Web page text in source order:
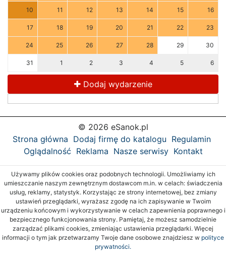
10 11 12 13 14 15 16
17 18 19 20 21 22 23
24 25 26 27 28 29 30
31 1 2 3 4 5 6
Dodaj wydarzenie
© 2026 eSanok.pl
Strona główna Dodaj firmę do katalogu Regulamin
Oglądalność Reklama Nasze serwisy Kontakt
Używamy plików cookies oraz podobnych technologii. Umożliwiamy ich
umieszczanie naszym zewnętrznym dostawcom m.in. w celach: świadczenia
usług, reklamy, statystyk. Korzystając ze strony internetowej, bez zmiany
ustawień przeglądarki, wyrażasz zgodę na ich zapisywanie w Twoim
urządzeniu końcowym i wykorzystywanie w celach zapewnienia poprawnego i
bezpiecznego funkcjonowania strony. Pamiętaj, że możesz samodzielnie
zarządzać plikami cookies, zmieniając ustawienia przeglądarki. Więcej
informacji o tym jak przetwarzamy Twoje dane osobowe znajdziesz w polityce
prywatności.